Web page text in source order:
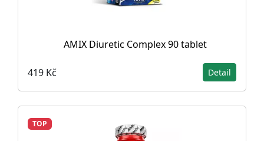
AMIX Diuretic Complex 90 tablet
419 Kč Detail
TOP